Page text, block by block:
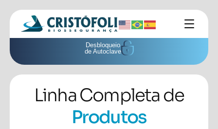
Desbloqueio
de Autoclave
Linha Completa de
Produtos